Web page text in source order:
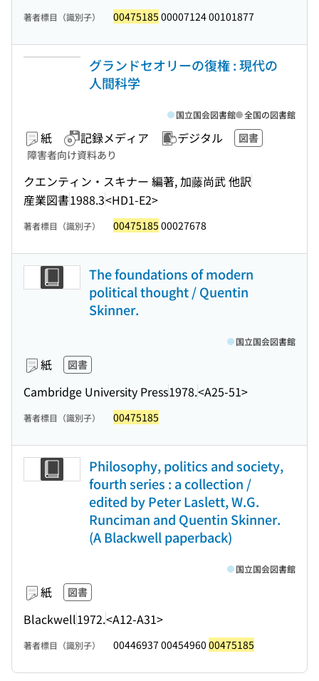
著者標目（識別子） 00475185 00007124 00101877
グランドセオリーの復権 : 現代の
人間科学
紙 記録メディア デジタル
図書
障害者向け資料あり
クエンティン・スキナー 編著, 加藤尚武 他訳
産業図書1988.3<HD1-E2>
国立国会図書館 全国の図書館
著者標目（識別子） 00475185 00027678
The foundations of modern
political thought / Quentin
Skinner.
紙 図書
Cambridge University Press1978.<A25-51>
国立国会図書館
著者標目（識別子） 00475185
Philosophy, politics and society,
fourth series : a collection /
edited by Peter Laslett, W.G.
Runciman and Quentin Skinner.
(A Blackwell paperback)
紙 図書
Blackwell1972.<A12-A31>
国立国会図書館
著者標目（識別子） 00446937 00454960 00475185